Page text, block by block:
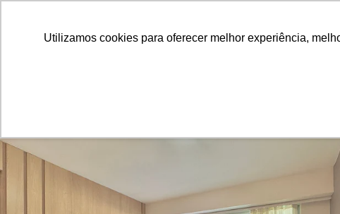
Utilizamos cookies para oferecer melhor experiência,